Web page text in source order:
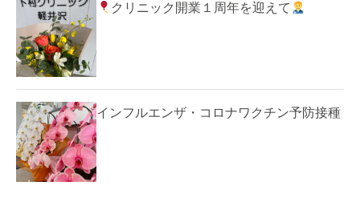
クリニック開業１周年を迎えて
インフルエンザ・コロナワクチン予防接種